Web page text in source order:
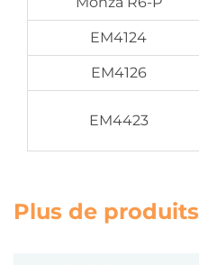
EM4124
EM4126
EM4423
Plus de produits